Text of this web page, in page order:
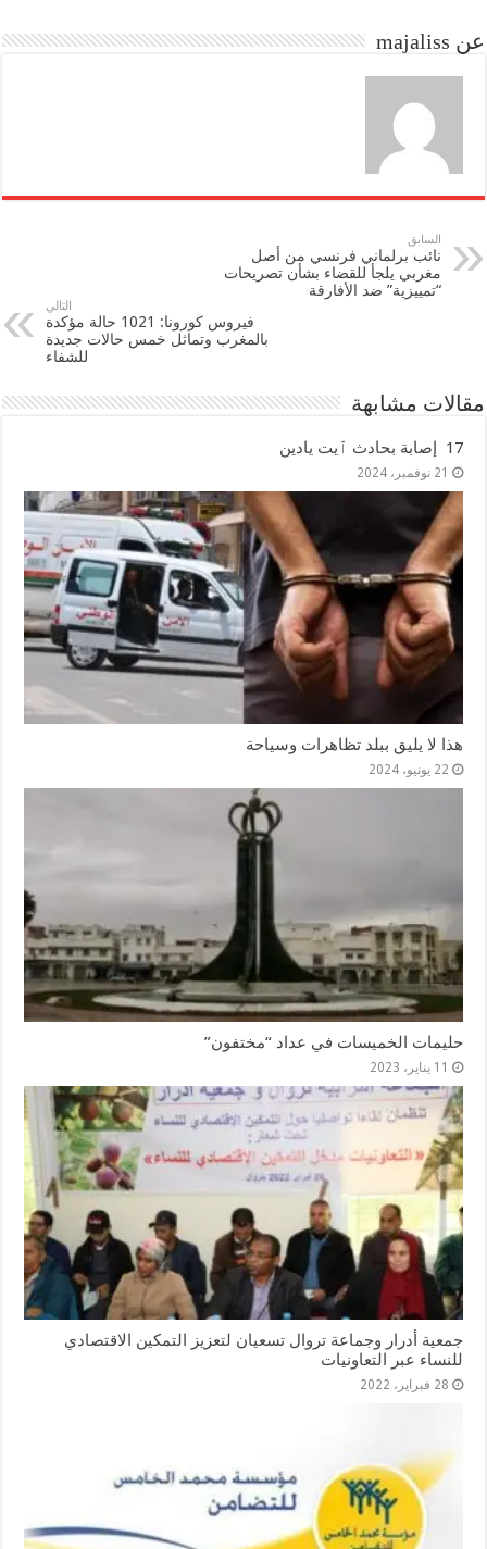
n
عن majaliss
السابق
نائب برلماني فرنسي من أصل
مغربي يلجأ للقضاء بشأن تصريحات
“تمييزية” ضد الأفارقة
التالي
فيروس كورونا: 1021 حالة مؤكدة
بالمغرب وتماثل خمس حالات جديدة
للشفاء
مقالات مشابهة
17 إصابة بحادث ٱيت يادين
21 نوفمبر، 2024
هذا لا يليق ببلد تظاهرات وسياحة
22 يونيو، 2024
حليمات الخميسات في عداد “مختفون”
11 يناير، 2023
جمعية أدرار وجماعة تروال تسعيان لتعزيز التمكين الاقتصادي
للنساء عبر التعاونيات
28 فبراير، 2022